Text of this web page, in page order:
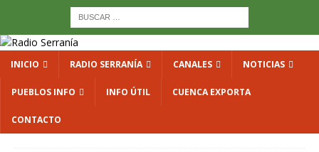
INICIO RADIO SERRANÍA CANALES NOTICIAS
PUEBLOS INFO INFO ÚTIL CUENCA EXPORTA
CONTACTO